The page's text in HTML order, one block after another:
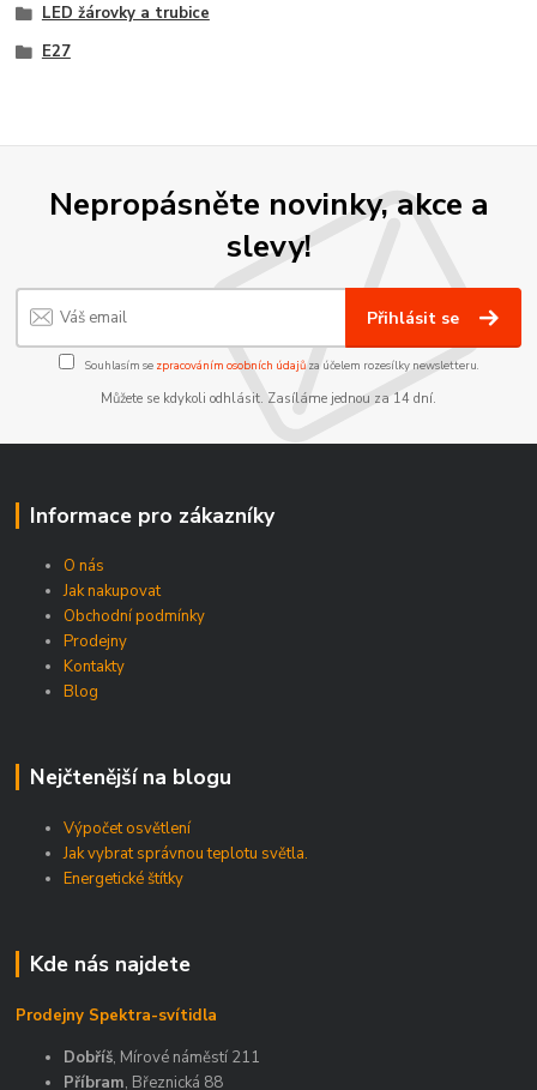
LED žárovky a trubice
E27
Nepropásněte novinky, akce a
slevy!
Přihlásit se
Souhlasím se zpracováním osobních údajůza účelem rozesílky newsletteru.
Můžete se kdykoli odhlásit. Zasíláme jednou za 14 dní.
Informace pro zákazníky
O nás
Jak nakupovat
Obchodní podmínky
Prodejny
Kontakty
Blog
Nejčtenější na blogu
Výpočet osvětlení
Jak vybrat správnou teplotu světla.
Energetické štítky
Kde nás najdete
Prodejny Spektra-svítidla
Dobříš, Mírové náměstí 211
Příbram, Březnická 88